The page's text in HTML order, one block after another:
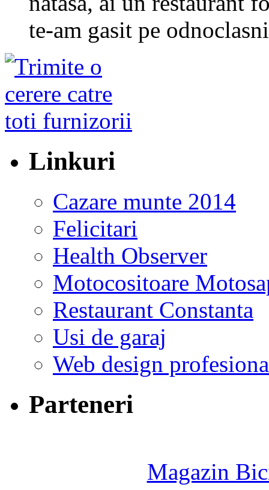
te-am gasit pe
Linkuri
Cazare munte 2014
Felicitari
Health Observer
Motocositoare
Restaurant Constanta
Usi de garaj
Web design
Parteneri
Magazin